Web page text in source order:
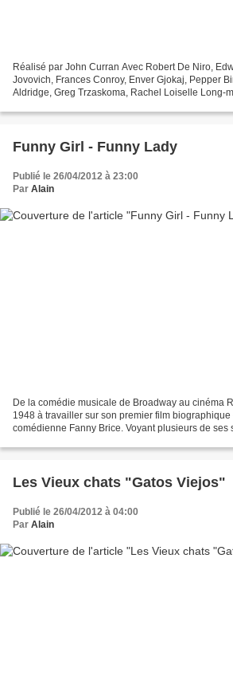
Réalisé par John Curran Avec Robert De Niro,
Jovovich, Frances Conroy, Enver Gjokaj, Pepper
Aldridge, Greg Trzaskoma, Rachel Loiselle Long-
Funny Girl - Funny Lady
Publié le 26/04/2012 à 23:00
Par Alain
De la comédie musicale de Broadway au cinéma
1948 à travailler sur son premier film biographique
comédienne Fanny Brice. Voyant plusieurs de ses
Les Vieux chats "Gatos Viejos"
Publié le 26/04/2012 à 04:00
Par Alain